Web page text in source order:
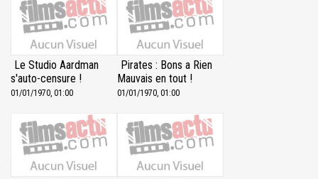
Le Studio Aardman
s'auto-censure !
01/01/1970, 01:00
Pirates : Bons a Rien
Mauvais en tout !
01/01/1970, 01:00